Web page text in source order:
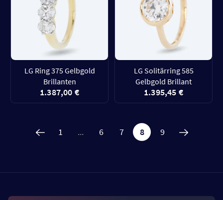
LG Ring 375 Gelbgold
Brillanten
1.387,00 €
LG Solitärring 585
Gelbgold Brillant
1.395,45 €
1 ... 6 7 8 9